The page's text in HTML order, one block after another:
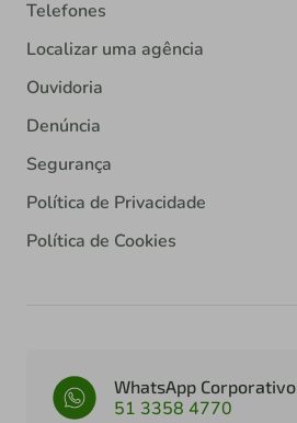
Telefones
Localizar uma agência
Ouvidoria
Denúncia
Segurança
Política de Privacidade
Política de Cookies
WhatsApp Corporativo
51 3358 4770